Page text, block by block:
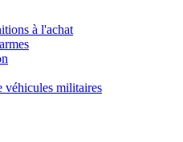
à l'achat
véhicules militaires